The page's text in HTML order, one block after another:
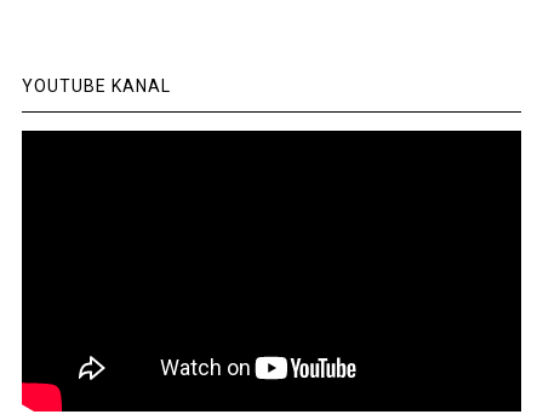
YOUTUBE KANAL